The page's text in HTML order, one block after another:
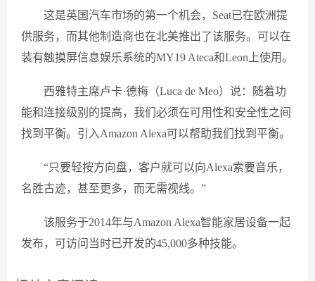
这是英国汽车市场的第一个机会，Seat已在欧洲提
供服务，而其他制造商也在北美推出了该服务。可以在
装有触摸屏信息娱乐系统的MY19 Ateca和Leon上使用。
西雅特主席卢卡·德梅（Luca de Meo）说：随着功
能和连接级别的提高，我们必须在可用性和安全性之间
找到平衡。引入Amazon Alexa可以帮助我们找到平衡。
“只要轻按方向盘，客户就可以向Alexa索要音乐，
名胜古迹，甚至更多，而无需视线。”
该服务于2014年与Amazon Alexa智能家居设备一起
发布，可访问当时已开发的45,000多种技能。